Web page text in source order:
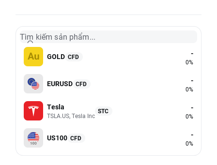
Tìm kiếm sản phẩm...
GOLD CFD -
0%
EURUSD CFD -
0%
Tesla
TSLA.US, Tesla Inc
STC -
0%
US100 CFD -
0%